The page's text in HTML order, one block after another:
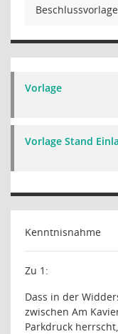
Vorlage
Vorlage Stand
Kenntnisnahme
Zu 1:
Dass in der
zwischen Am
Parkdruck